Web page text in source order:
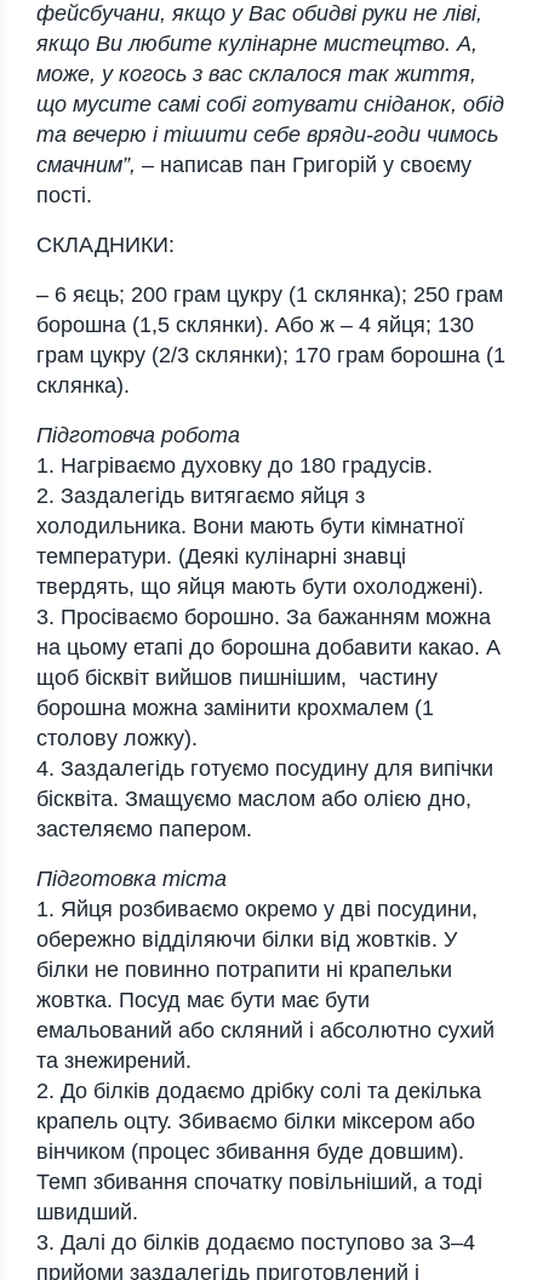
фейсбучани, якщо у Вас обидві руки не ліві,
якщо Ви любите кулінарне мистецтво. А,
може, у когось з вас склалося так життя,
що мусите самі собі готувати сніданок, обід
та вечерю і тішити себе вряди-годи чимось
смачним”, – написав пан Григорій у своєму
пості.
СКЛАДНИКИ:
– 6 яєць; 200 грам цукру (1 склянка); 250 грам
борошна (1,5 склянки). Або ж – 4 яйця; 130
грам цукру (2/3 склянки); 170 грам борошна (1
склянка).
Підготовча робота
1. Нагріваємо духовку до 180 градусів.
2. Заздалегідь витягаємо яйця з
холодильника. Вони мають бути кімнатної
температури. (Деякі кулінарні знавці
твердять, що яйця мають бути охолоджені).
3. Просіваємо борошно. За бажанням можна
на цьому етапі до борошна добавити какао. А
щоб бісквіт вийшов пишнішим, частину
борошна можна замінити крохмалем (1
столову ложку).
4. Заздалегідь готуємо посудину для випічки
бісквіта. Змащуємо маслом або олією дно,
застеляємо папером.
Підготовка тіста
1. Яйця розбиваємо окремо у дві посудини,
обережно відділяючи білки від жовтків. У
білки не повинно потрапити ні крапельки
жовтка. Посуд має бути має бути
емальований або скляний і абсолютно сухий
та знежирений.
2. До білків додаємо дрібку солі та декілька
крапель оцту. Збиваємо білки міксером або
вінчиком (процес збивання буде довшим).
Темп збивання спочатку повільніший, а тоді
швидший.
3. Далі до білків додаємо поступово за 3–4
прийоми заздалегідь приготовлений і